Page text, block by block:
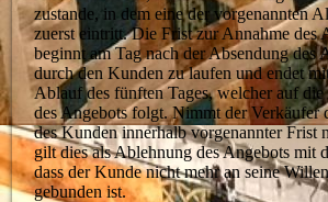
zustande, in dem eine der vorgenannten
zuerst eintritt. Die Frist zur Annahme des
beginnt am Tag nach der Absendung des
durch den Kunden zu laufen und endet
Ablauf des fünften Tages, welcher auf die
des Angebots folgt. Nimmt der Verkäufer
des Kunden innerhalb vorgenannter Frist
gilt dies als Ablehnung des Angebots mit
dass der Kunde nicht mehr an seine
gebunden ist.